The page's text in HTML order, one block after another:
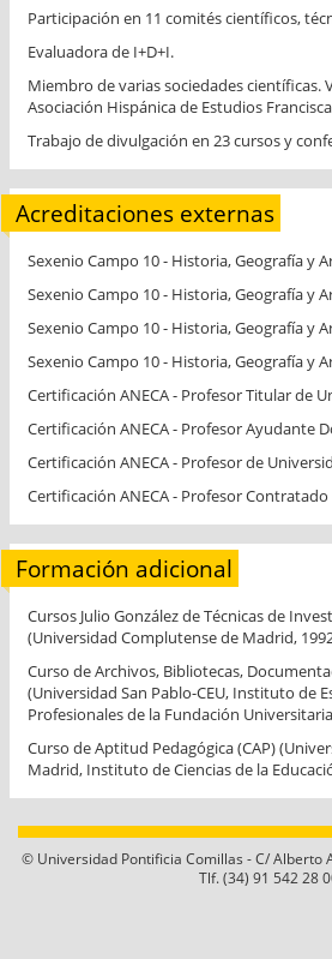
Participación en 11 comités científicos,
Evaluadora de I+D+I.
Miembro de varias sociedades científicas.
Asociación Hispánica de Estudios
Trabajo de divulgación en 23 cursos y
Acreditaciones externas
Sexenio Campo 10 - Historia, Geografía y
Sexenio Campo 10 - Historia, Geografía y
Sexenio Campo 10 - Historia, Geografía y
Sexenio Campo 10 - Historia, Geografía y
Certificación ANECA - Profesor Titular de
Certificación ANECA - Profesor Ayudante
Certificación ANECA - Profesor de
Certificación ANECA - Profesor
Formación adicional
Cursos Julio González de Técnicas de
(Universidad Complutense de Madrid,
Curso de Archivos, Bibliotecas,
(Universidad San Pablo-CEU, Instituto de
Profesionales de la Fundación
Curso de Aptitud Pedagógica (CAP)
Madrid, Instituto de Ciencias de la
© Universidad Pontificia Comillas - C/ Alberto
Tlf. (34) 91 542 28